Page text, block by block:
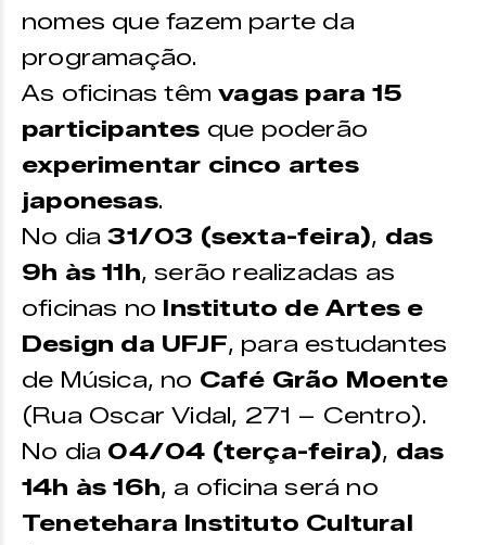
nomes que fazem parte da
programação.
As oficinas têmvagas para 15
participantes que poderão
experimentar cinco artes
japonesas.
No dia 31/03 (sexta-feira), das
9h às 11h, serão realizadas as
oficinas no Instituto de Artes e
Design da UFJF, para estudantes
de Música, no Café Grão Moente
(Rua Oscar Vidal, 271 – Centro).
No dia 04/04 (terça-feira), das
14h às 16h, a oficina será no
Tenetehara Instituto Cultural